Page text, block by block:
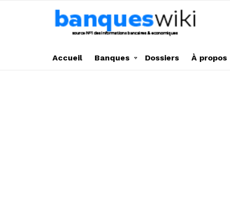
Accueil Banques Dossiers À propos